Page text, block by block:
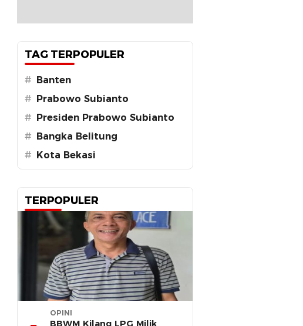
TAG TERPOPULER
# Banten
# Prabowo Subianto
# Presiden Prabowo Subianto
# Bangka Belitung
# Kota Bekasi
TERPOPULER
OPINI
BBWM Kilang LPG Milik